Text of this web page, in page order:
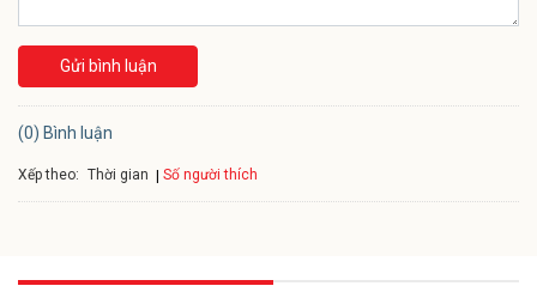
Gửi bình luận
(0) Bình luận
Xếp theo: Thời gian Số người thích